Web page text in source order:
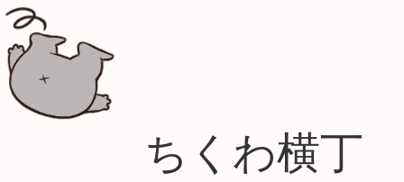
ちくわ横丁